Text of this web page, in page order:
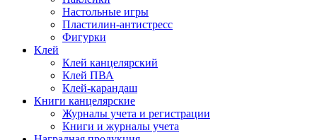
Настольные игры
Пластилин-антистресс
Фигурки
Клей
Клей канцелярский
Клей ПВА
Клей-карандаш
Книги канцелярские
Журналы учета и регистрации
Книги и журналы учета